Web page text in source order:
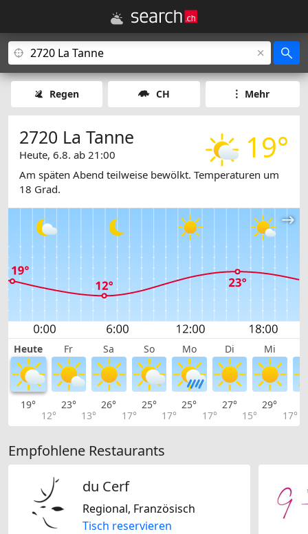
Regen CH Mehr
19°
2720 La Tanne
Heute, 6.8. ab 21:00
Am späten Abend teilweise bewölkt. Temperaturen um
18 Grad.
Heute Fr Sa So Mo Di Mi
19°
12°
23°
13°
26°
17°
25°
17°
25°
17°
27°
15°
29°
17°
Empfohlene Restaurants
du Cerf
Regional, Französisch
Tisch reservieren